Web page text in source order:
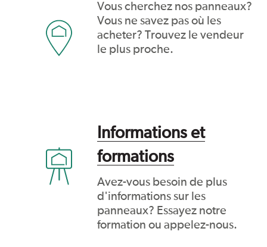
Vous cherchez nos panneaux?
Vous ne savez pas où les
acheter? Trouvez le vendeur
le plus proche.
Informations et
formations
Avez-vous besoin de plus
d'informations sur les
panneaux? Essayez notre
formation ou appelez-nous.